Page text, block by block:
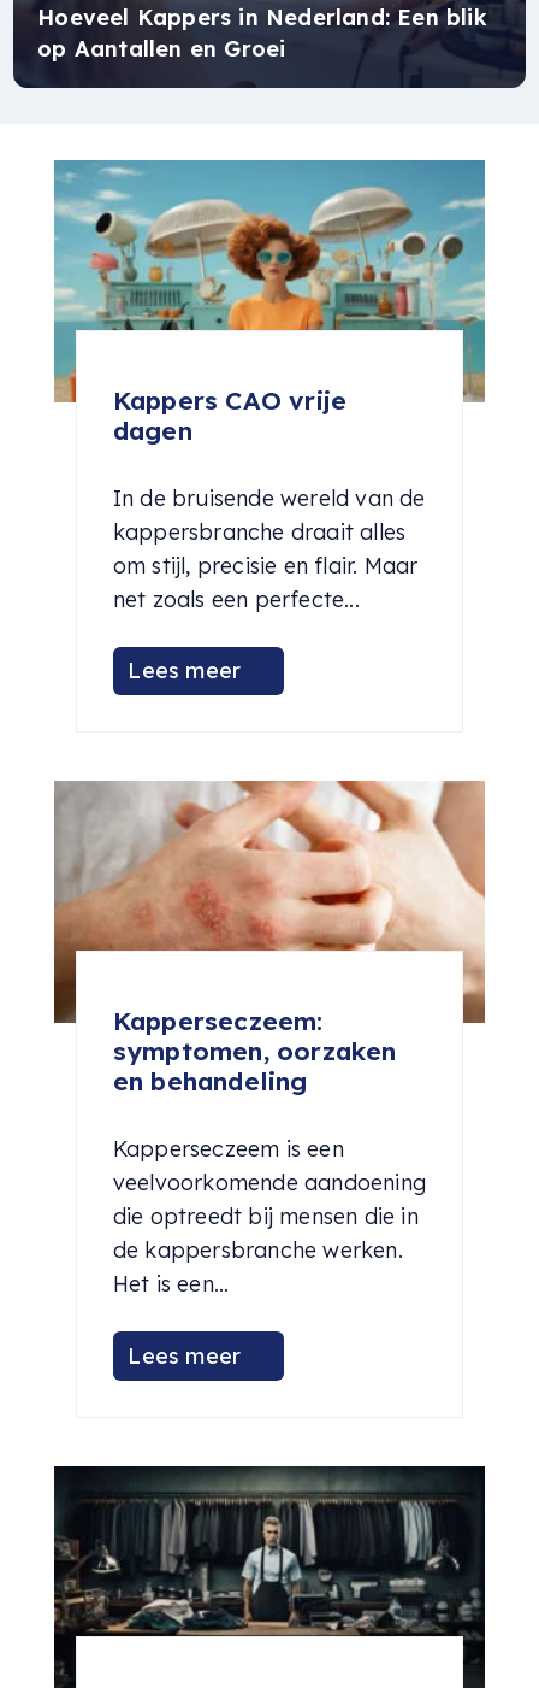
Hoeveel Kappers in Nederland: Een blik
op Aantallen en Groei
Kappers CAO vrije
dagen
In de bruisende wereld van de
kappersbranche draait alles
om stijl, precisie en flair. Maar
net zoals een perfecte...
Lees meer
Kapperseczeem:
symptomen, oorzaken
en behandeling
Kapperseczeem is een
veelvoorkomende aandoening
die optreedt bij mensen die in
de kappersbranche werken.
Het is een...
Lees meer